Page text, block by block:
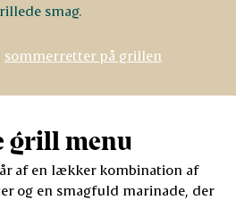
smag.
sommerretter på grillen
grill menu
af en lækker kombination af
og en smagfuld marinade, der